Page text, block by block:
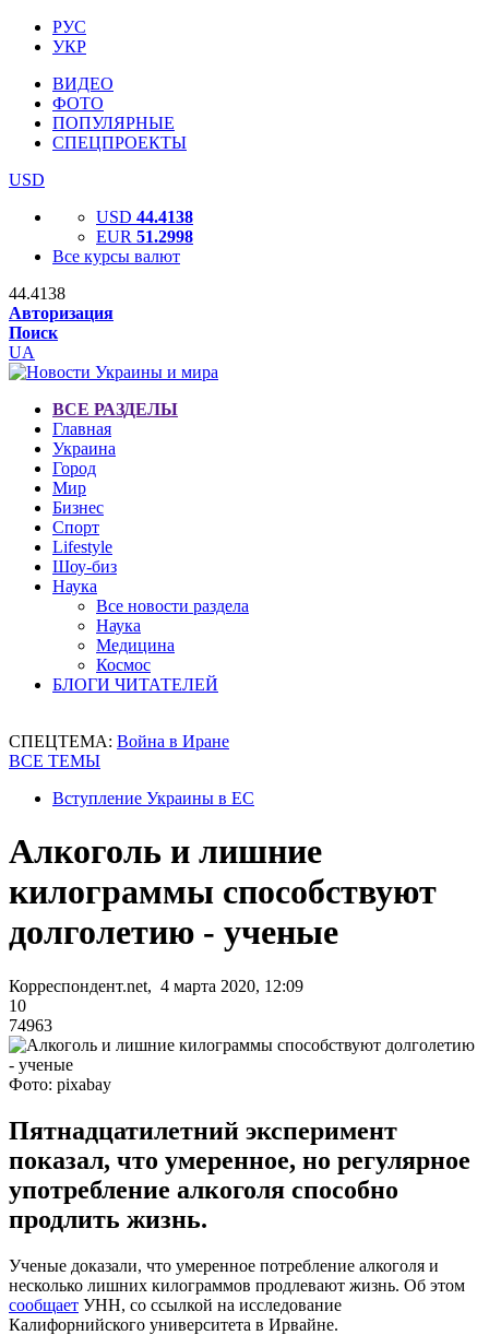
РУС
УКР
ВИДЕО
ФОТО
ПОПУЛЯРНЫЕ
СПЕЦПРОЕКТЫ
USD
USD 44.4138
EUR 51.2998
Все курсы валют
44.4138
Авторизация
Поиск
UA
ВСЕ РАЗДЕЛЫ
Главная
Украина
Город
Мир
Бизнес
Спорт
Lifestyle
Шоу-биз
Наука
Все новости раздела
Наука
Медицина
Космос
БЛОГИ ЧИТАТЕЛЕЙ
СПЕЦТЕМА: Война в Иране
ВСЕ ТЕМЫ
Вступление Украины в ЕС
Алкоголь и лишние
килограммы способствуют
долголетию - ученые
Корреспондент.net, 4 марта 2020, 12:09
10
74963
Фото: pixabay
Пятнадцатилетний эксперимент
показал, что умеренное, но регулярное
употребление алкоголя способно
продлить жизнь.
Ученые доказали, что умеренное потребление алкоголя и
несколько лишних килограммов продлевают жизнь. Об этом
сообщает УНН, со ссылкой на исследование
Калифорнийского университета в Ирвайне.